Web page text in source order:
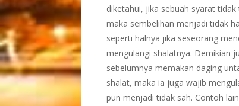
diketahui, jika sebuah syarat
maka sembelihan menjadi tidak
seperti halnya jika seseorang
mengulangi shalatnya. Demikian
sebelumnya memakan daging
shalat, maka ia juga wajib
pun menjadi tidak sah. Contoh